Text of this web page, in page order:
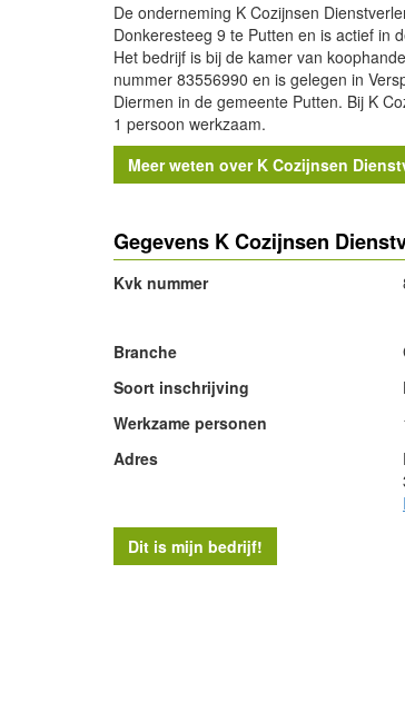
De onderneming K Cozijnsen
Donkeresteeg 9 te Putten en is actief in
Het bedrijf is bij de kamer van
nummer 83556990 en is gelegen in
Diermen in de gemeente Putten. Bij K
1 persoon werkzaam.
Meer weten over K Cozijnsen
Gegevens K Cozijnsen
Kvk nummer
Branche
Soort inschrijving
Werkzame personen
Adres